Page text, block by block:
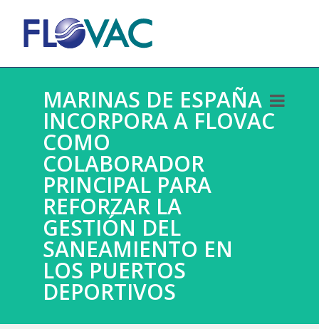
MARINAS DE ESPAÑA
INCORPORA A FLOVAC
COMO
COLABORADOR
PRINCIPAL PARA
REFORZAR LA
GESTIÓN DEL
SANEAMIENTO EN
LOS PUERTOS
DEPORTIVOS